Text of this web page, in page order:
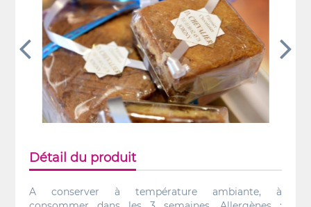
Détail du produit
A conserver à température ambiante, à